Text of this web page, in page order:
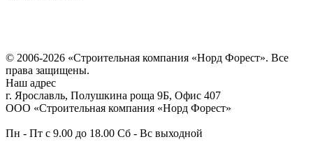
© 2006-2026 «Строительная компания «Норд Форест». Все
права защищены.
Наш адрес
г. Ярославль, Полушкина роща 9Б, Офис 407
ООО «Строительная компания «Норд Форест»
Пн - Пт с 9.00 до 18.00 Сб - Вс выходной